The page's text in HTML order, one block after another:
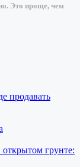
Это проще, чем
продавать
грунте: